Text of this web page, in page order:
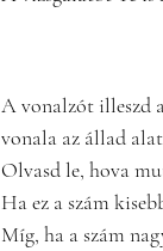
A vonalzót illeszd
vonala az állad
Olvasd le, hova
Ha ez a szám
Míg, ha a szám